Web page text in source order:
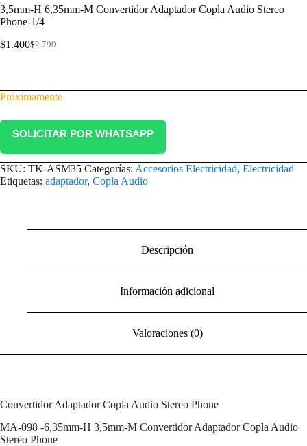
3,5mm-H 6,35mm-M Convertidor Adaptador Copla Audio Stereo
Phone-1/4
$2.790
$1.400
Próximamente
SOLICITAR POR WHATSAPP
SKU: TK-ASM35 Categorías: Accesorios Electricidad, Electricidad
Etiquetas: adaptador, Copla Audio
Descripción
Información adicional
Valoraciones (0)
Convertidor Adaptador Copla Audio Stereo Phone
MA-098 -6,35mm-H 3,5mm-M Convertidor Adaptador Copla Audio
Stereo Phone